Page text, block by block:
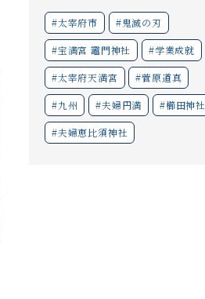
#太宰府市 #鬼滅の刃
#宝満宮 竈門神社 #学業成就
#太宰府天満宮 #菅原道真
#九州 #夫婦円満 #櫛田神社
#夫婦恵比須神社